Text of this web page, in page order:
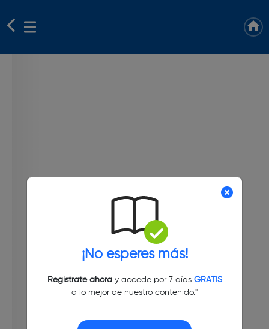
¡No esperes más!
Regístrate ahoray accede por 7 días GRATIS
a lo mejor de nuestro contenido."